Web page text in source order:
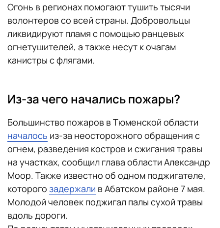
Огонь в регионах помогают тушить тысячи
волонтеров со всей страны. Добровольцы
ликвидируют пламя с помощью ранцевых
огнетушителей, а также несут к очагам
канистры с флягами.
Из-за чего начались пожары?
Большинство пожаров в Тюменской области
началось из-за неосторожного обращения с
огнем, разведения костров и сжигания травы
на участках, сообщил глава области Александр
Моор. Также известно об одном поджигателе,
которого задержали в Абатском районе 7 мая.
Молодой человек поджигал палы сухой травы
вдоль дороги.